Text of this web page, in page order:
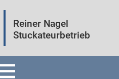
Reiner Nagel
Stuckateurbetrieb